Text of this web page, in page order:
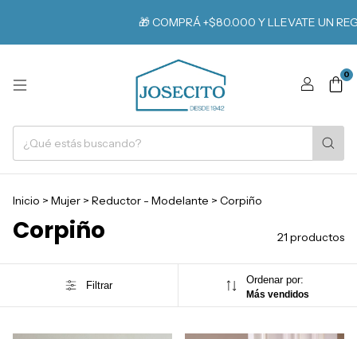
🎁 COMPRÁ +$80.000 Y LLEVATE UN REGALO
0
Inicio > Mujer > Reductor - Modelante > Corpiño
Corpiño 21 productos
Filtrar Ordenar por:
Más vendidos